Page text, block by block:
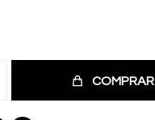
COMPRAR